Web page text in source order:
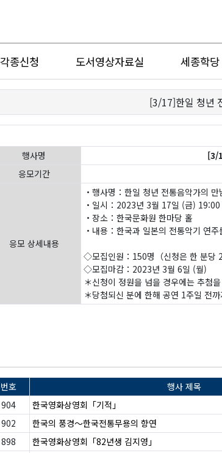
각종신청 도서영상자료실 세종학당
[3/17]한일 청년
행사명
[3/
응모기간
응모 상세내용
・행사명：한일 청년 전통음악가의
・일시：2023년 3월 17일 (금) 19:00
・장소：한국문화원 한마당 홀
・내용：한국과 일본의 전통악기 연
◇모집인원：150명（신청은 한 분당 2
◇모집마감：2023년 3월 6일 (월)
＊신청이 정원을 넘을 경우에는 추첨
＊당첨되신 분에 한해 공연 1주일 전
번호 행사 제목
904
한국영화상영회「기적」
902
한국의 풍경～한국전통무용의 향연
898
한국영화상영회「82년생 김지영」